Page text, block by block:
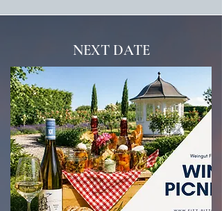
NEXT DATE